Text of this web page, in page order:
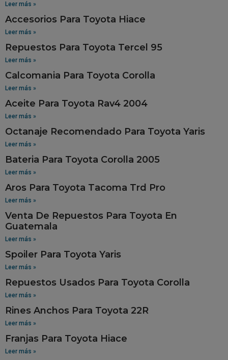
Leer más »
Accesorios Para Toyota Hiace
Leer más »
Repuestos Para Toyota Tercel 95
Leer más »
Calcomania Para Toyota Corolla
Leer más »
Aceite Para Toyota Rav4 2004
Leer más »
Octanaje Recomendado Para Toyota Yaris
Leer más »
Bateria Para Toyota Corolla 2005
Leer más »
Aros Para Toyota Tacoma Trd Pro
Leer más »
Venta De Repuestos Para Toyota En
Guatemala
Leer más »
Spoiler Para Toyota Yaris
Leer más »
Repuestos Usados Para Toyota Corolla
Leer más »
Rines Anchos Para Toyota 22R
Leer más »
Franjas Para Toyota Hiace
Leer más »